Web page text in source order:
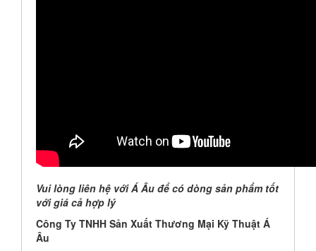
Vui lòng liên hệ với Á Âu để có dòng sản phẩm tốt
với giá cả hợp lý
Công Ty TNHH Sản Xuất Thương Mại Kỹ Thuật Á
Âu